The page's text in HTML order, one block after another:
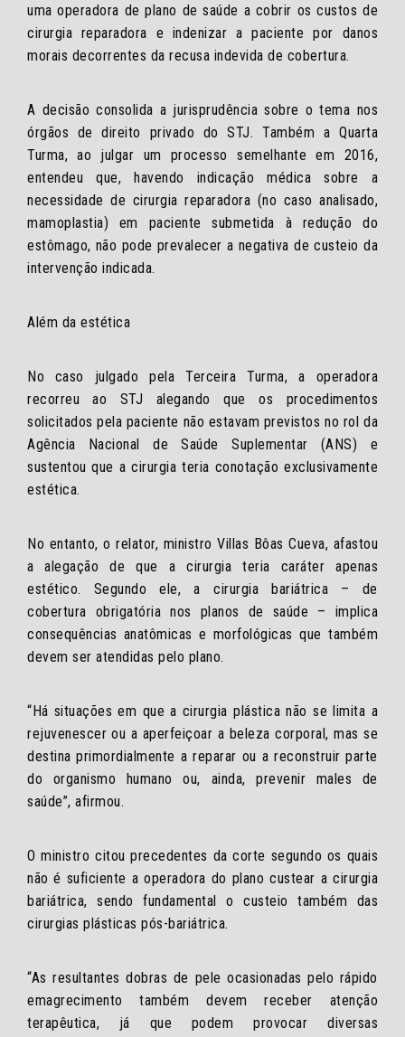
uma operadora de plano de saúde a cobrir os custos de
cirurgia reparadora e indenizar a paciente por danos
morais decorrentes da recusa indevida de cobertura.
A decisão consolida a jurisprudência sobre o tema nos
órgãos de direito privado do STJ. Também a Quarta
Turma, ao julgar um processo semelhante em 2016,
entendeu que, havendo indicação médica sobre a
necessidade de cirurgia reparadora (no caso analisado,
mamoplastia) em paciente submetida à redução do
estômago, não pode prevalecer a negativa de custeio da
intervenção indicada.
Além da estética
No caso julgado pela Terceira Turma, a operadora
recorreu ao STJ alegando que os procedimentos
solicitados pela paciente não estavam previstos no rol da
Agência Nacional de Saúde Suplementar (ANS) e
sustentou que a cirurgia teria conotação exclusivamente
estética.
No entanto, o relator, ministro Villas Bôas Cueva, afastou
a alegação de que a cirurgia teria caráter apenas
estético. Segundo ele, a cirurgia bariátrica – de
cobertura obrigatória nos planos de saúde – implica
consequências anatômicas e morfológicas que também
devem ser atendidas pelo plano.
“Há situações em que a cirurgia plástica não se limita a
rejuvenescer ou a aperfeiçoar a beleza corporal, mas se
destina primordialmente a reparar ou a reconstruir parte
do organismo humano ou, ainda, prevenir males de
saúde”, afirmou.
O ministro citou precedentes da corte segundo os quais
não é suficiente a operadora do plano custear a cirurgia
bariátrica, sendo fundamental o custeio também das
cirurgias plásticas pós-bariátrica.
“As resultantes dobras de pele ocasionadas pelo rápido
emagrecimento também devem receber atenção
terapêutica, já que podem provocar diversas